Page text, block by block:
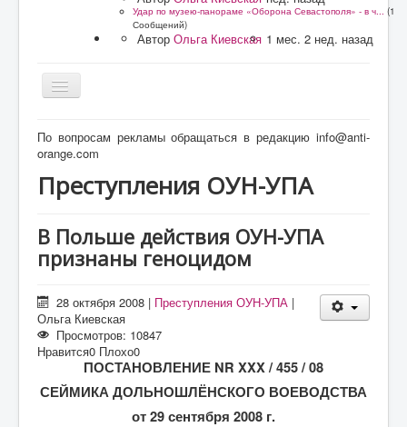
Удар по музею-панораме «Оборона Севастополя» - в ч...
(1
Сообщений)
Автор Ольга Киевская 1 мес. 2 нед. назад
Форум
О проекте
Литература
По вопросам рекламы обращаться в редакцию info@anti-
orange.com
Преступления ОУН-УПА
В Польше действия ОУН-УПА
признаны геноцидом
28 октября 2008 | Преступления ОУН-УПА |
Ольга Киевская
Просмотров: 10847
Нравится0 Плохо0
ПОСТАНОВЛЕНИЕ NR XXX/ 455 / 08
СЕЙМИКА ДОЛЬНОШЛЁНСКОГО ВОЕВОДСТВА
от 29 сентября 2008 г.